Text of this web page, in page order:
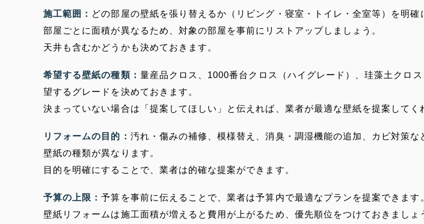
施工範囲： どの部屋の壁紙を張り替えるか（リビング・寝室・トイレ・全室等）を明確
部屋ごとに面積が異なるため、対象の部屋を事前にリストアップしましょう。
天井も含むかどうかも決めておきます。
希望する壁紙の種類： 量産品クロス、1000番台クロス（ハイグレード）、珪藻土クロ
望するグレードを決めておきます。
決まっていない場合は「提案してほしい」と伝えれば、業者が最適な壁紙を提案してく
リフォームの目的： 汚れ・傷みの補修、模様替え、消臭・調湿機能の追加、カビ対策な
壁紙の種類が異なります。
目的を明確にすることで、業者は的確な提案ができます。
予算の上限：予算を事前に伝えることで、業者は予算内で最適なプランを提案できます
壁紙リフォームは施工面積が増えると費用が上がるため、優先順位をつけておきましょ